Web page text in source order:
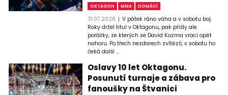
OKTAGON MMA DOMÁCÍ
31.07.2026
V pátek ráno váha a v sobotu boj.
Roky držel titul v Oktagonu, pak přišly ale
porážky, ze kterých se David Kozma vrací opět
nahoru. Po třech nezdarech zvítězil, v sobotu ho
čeká další ...
Oslavy 10 let Oktagonu.
Posunutí turnaje a zábava pro
fanoušky na Štvanici